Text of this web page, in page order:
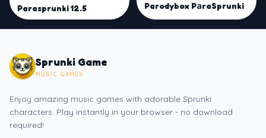
Parasprunki 12.5 Parodybox PаraSprunki
Sprunki Game
MUSIC GAMES
Enjoy amazing music games with adorable Sprunki
characters. Play instantly in your browser - no download
required!